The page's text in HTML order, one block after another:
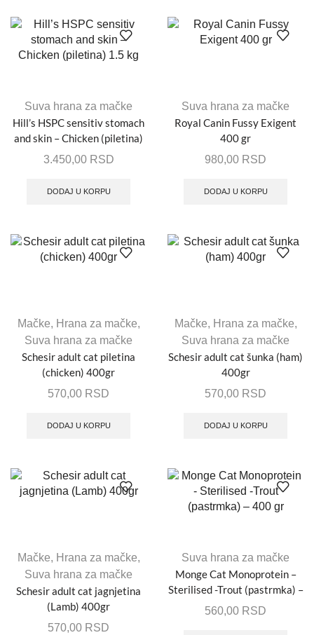
Suva hrana za mačke
Hill’s HSPC sensitiv stomach
and skin – Chicken (piletina)
1.5 kg
3.450,00 RSD
DODAJ U KORPU
Suva hrana za mačke
Royal Canin Fussy Exigent
400 gr
980,00 RSD
DODAJ U KORPU
Mačke, Hrana za mačke,
Suva hrana za mačke
Schesir adult cat piletina
(chicken) 400gr
570,00 RSD
DODAJ U KORPU
Mačke, Hrana za mačke,
Suva hrana za mačke
Schesir adult cat šunka (ham)
400gr
570,00 RSD
DODAJ U KORPU
Mačke, Hrana za mačke,
Suva hrana za mačke
Schesir adult cat jagnjetina
(Lamb) 400gr
570,00 RSD
Suva hrana za mačke
Monge Cat Monoprotein –
Sterilised -Trout (pastrmka) –
400 gr
560,00 RSD